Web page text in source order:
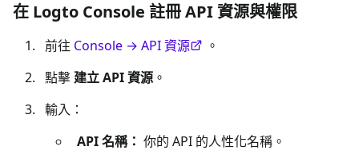
在 Logto Console 註冊 API 資源與權限
前往 Console → API 資源
。
點擊 建立 API 資源 。
輸入：
API 名稱： 你的 API 的人性化名稱。